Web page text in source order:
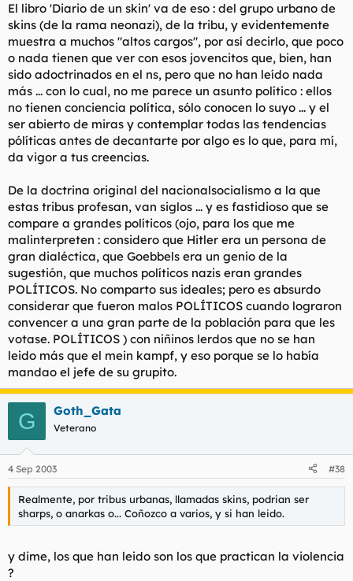
El libro 'Diario de un skin' va de eso : del grupo urbano de
skins (de la rama neonazi), de la tribu, y evidentemente
muestra a muchos "altos cargos", por así decirlo, que poco
o nada tienen que ver con esos jovencitos que, bien, han
sido adoctrinados en el ns, pero que no han leído nada
más ... con lo cual, no me parece un asunto político : ellos
no tienen conciencia política, sólo conocen lo suyo ... y el
ser abierto de miras y contemplar todas las tendencias
pólíticas antes de decantarte por algo es lo que, para mí,
da vigor a tus creencias.
De la doctrina original del nacionalsocialismo a la que
estas tribus profesan, van siglos ... y es fastidioso que se
compare a grandes políticos (ojo, para los que me
malinterpreten : considero que Hitler era un persona de
gran dialéctica, que Goebbels era un genio de la
sugestión, que muchos políticos nazis eran grandes
POLÍTICOS. No comparto sus ideales; pero es absurdo
considerar que fueron malos POLÍTICOS cuando lograron
convencer a una gran parte de la población para que les
votase. POLÍTICOS ) con niñinos lerdos que no se han
leido más que el mein kampf, y eso porque se lo había
mandao el jefe de su grupito.
G Goth_Gata
Veterano
4 Sep 2003 #38
Realmente, por tribus urbanas, llamadas skins, podrian ser
sharps, o anarkas o... Coñozco a varios, y si han leido.
y dime, los que han leido son los que practican la violencia
?